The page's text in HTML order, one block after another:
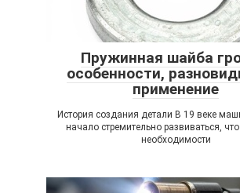
Пружинная шайба
особенности,
применение
История создания детали В 19 веке
начало стремительно развиваться,
необходимости